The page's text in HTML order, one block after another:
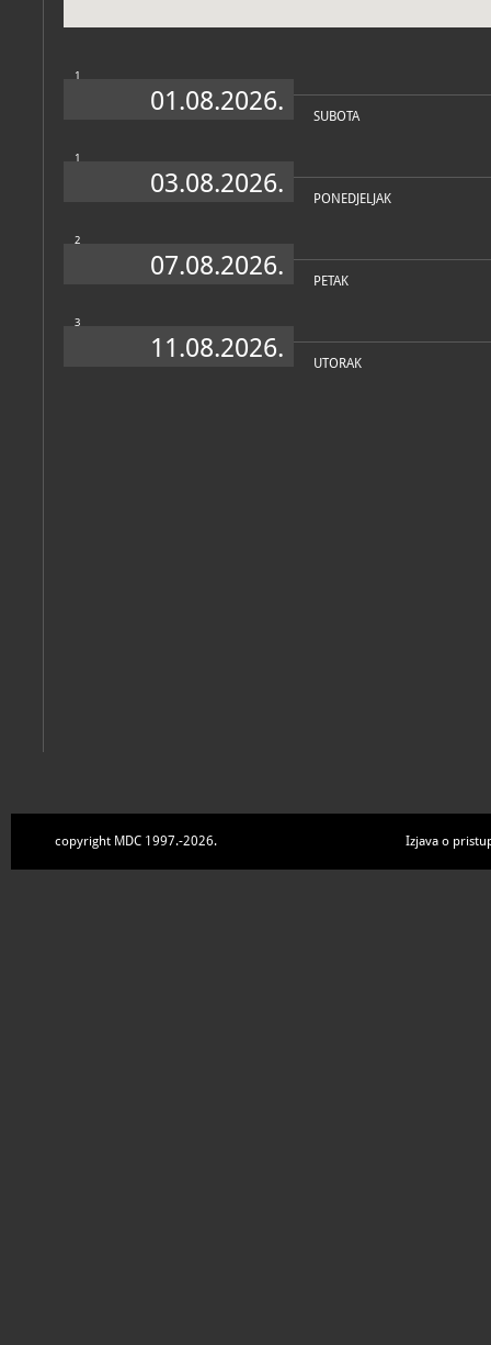
1
01.08.2026. SUBOTA
1
03.08.2026. PONEDJELJAK
2
07.08.2026. PETAK
3
11.08.2026. UTORAK
copyright MDC 1997.-2026. Izjava o